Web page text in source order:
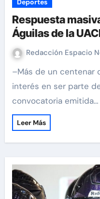
Deportes
Respuesta
Águilas de la
Redacción Espacio
–Más de un centenar de jugadores han mostrado
interés en ser parte
convocatoria emitida…
Leer Más